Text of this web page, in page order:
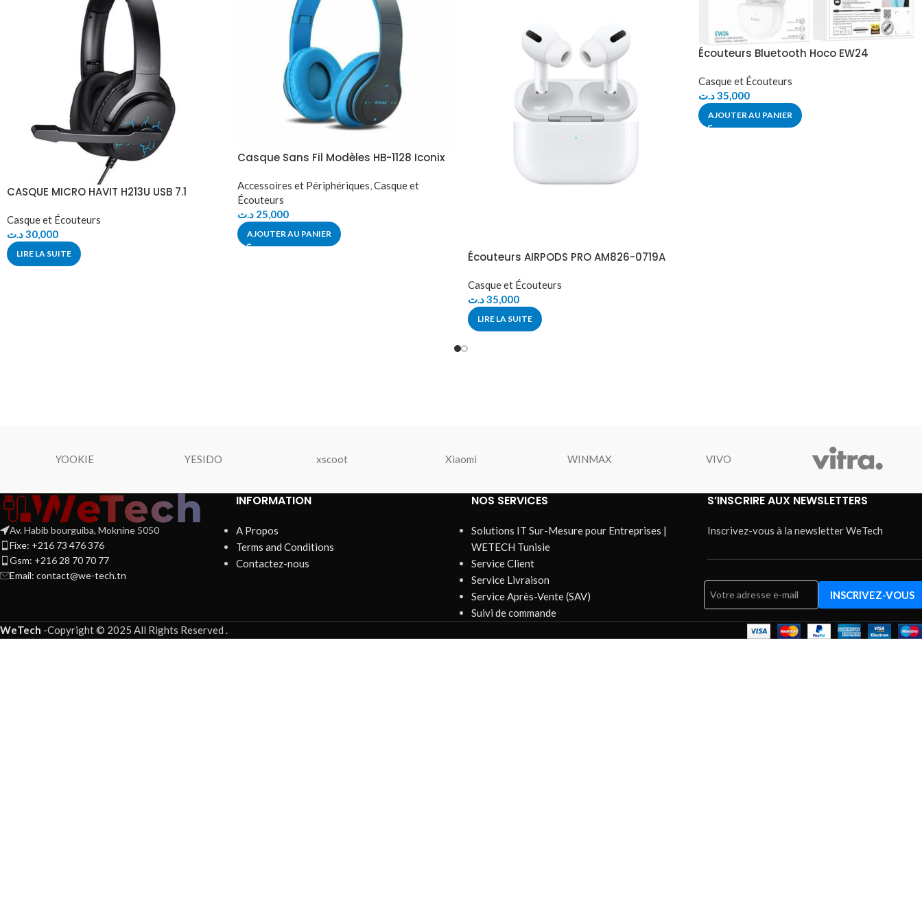
CASQUE MICRO HAVIT H213U USB 7.1
Casque et Écouteurs
30,000د.ت
LIRE LA SUITE
Casque Sans Fil Modèles HB-1128 Iconix
Accessoires et Périphériques,Casque et
Écouteurs
25,000 د.ت
AJOUTER AU PANIER
Écouteurs AIRPODS PRO AM826-0719A
Casque et Écouteurs
35,000د.ت
LIRE LA SUITE
Écouteurs Bluetooth Hoco EW24
Casque et Écouteurs
35,000د.ت
AJOUTER AU PANIER
YOOKIE YESIDO xscoot Xiaomi WINMAX VIVO
Av. Habib bourguiba, Moknine 5050
Fixe: +216 73 476 376
Gsm: +216 28 70 70 77
Email: contact@we-tech.tn
INFORMATION
A Propos
Terms and Conditions
Contactez-nous
NOS SERVICES
Solutions IT Sur-Mesure pour Entreprises |
WETECH Tunisie
Service Client
Service Livraison
Service Après-Vente (SAV)
Suivi de commande
S’INSCRIRE AUX NEWSLETTERS
Inscrivez-vous à la newsletter WeTech
WeTech -Copyright © 2025 All Rights Reserved